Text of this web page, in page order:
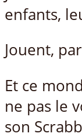
enfants,
Jouent,
Et ce
ne pas le
son